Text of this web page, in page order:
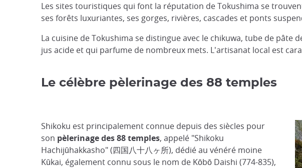
Les sites touristiques qui font la réputation de Tokushima se
ses forêts luxuriantes, ses gorges, rivières, cascades et ponts
La cuisine de Tokushima se distingue avec le chikuwa, tube de
jus acide et qui parfume de nombreux mets. L'artisanat local est
Le célèbre pèlerinage des 88 temples
Shikoku est principalement connue depuis des siècles pour
son pèlerinage des 88 temples, appelé "Shikoku
Hachijūhakkasho" (四国八十八ヶ所), dédié au vénéré moine
Kūkai, également connu sous le nom de Kōbō Daishi (774-835),